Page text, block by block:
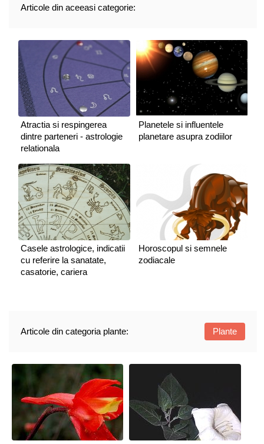
Articole din aceeasi categorie:
Atractia si respingerea
dintre parteneri - astrologie
relationala
Planetele si influentele
planetare asupra zodiilor
Casele astrologice, indicatii
cu referire la sanatate,
casatorie, cariera
Horoscopul si semnele
zodiacale
Articole din categoria plante: Plante